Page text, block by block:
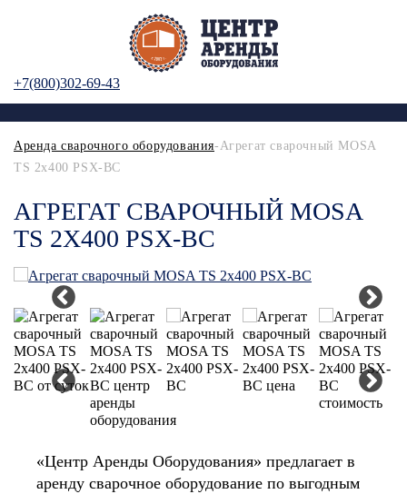
+7(800)302-69-43
Аренда сварочного оборудования-Агрегат сварочный MOSA
TS 2x400 PSX-BC
АГРЕГАТ СВАРОЧНЫЙ MOSA
TS 2X400 PSX-BC
«Центр Аренды Оборудования» предлагает в
аренду сварочное оборудование по выгодным